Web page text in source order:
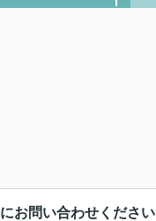
お問い合わせください